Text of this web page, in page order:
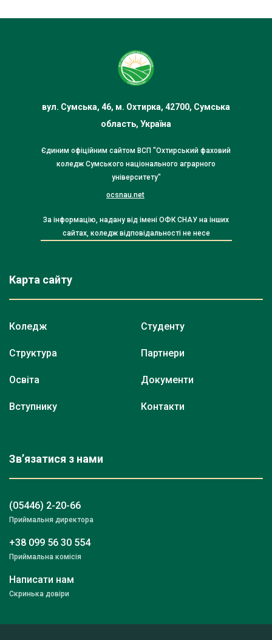
вул. Сумська, 46, м. Охтирка, 42700, Сумська
область, Україна
Єдиним офіційним сайтом ВСП "Охтирський фаховий
коледж Сумського національного аграрного
університету"
ocsnau.net
За інформацію, надану від імені ОФК СНАУ на інших
сайтах, коледж відповідальності не несе
Карта сайту
Коледж
Структура
Освіта
Вступнику
Студенту
Партнери
Документи
Контакти
Зв’язатися з нами
(05446) 2-20-66
Приймальня директора
+38 099 56 30 554
Приймальна комісія
Написати нам
Скринька довіри